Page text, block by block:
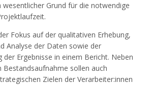
wesentlicher Grund für die notwendige
Fokus auf der qualitativen Erhebung,
Analyse der Daten sowie der
der Ergebnisse in einem Bericht. Neben
Bestandsaufnahme sollen auch
Zielen der Verarbeiter:innen